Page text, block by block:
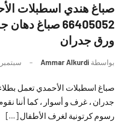
صباغ هندي اسطبلات
66405052 صباغ
ورق جدران
بواسطة Ammar Alkurdi سبتمبر 28, 2021
صباغ اسطبلات الأحمدي تعمل بطلاء
جدران ، غرف و أسوار ، كما أننا
رسوم كرتونية لغرف الأطفال […]